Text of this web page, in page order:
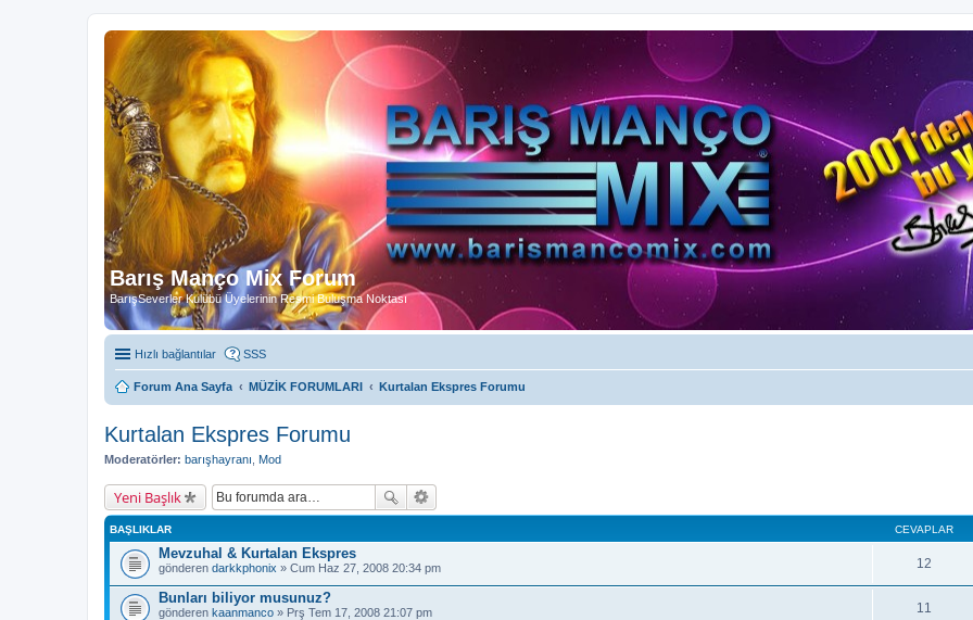
Barış Manço Mix Forum
BarışSeverler Kulübü Üyelerinin Resmi Buluşma Noktası
Hızlı bağlantılar SSS
Forum Ana Sayfa MÜZİK FORUMLARI Kurtalan Ekspres Forumu
Kurtalan Ekspres Forumu
Moderatörler: barışhayranı Mod
Yeni Başlık
BAŞLIKLAR CEVAPLAR
Mevzuhal & Kurtalan Ekspres
gönderen darkkphonix » Cum Haz 27, 2008 20:34 pm 12
Bunları biliyor musunuz?
gönderen kaanmanco » Prş Tem 17, 2008 21:07 pm 11